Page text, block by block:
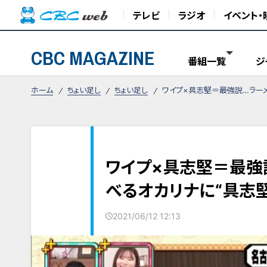
テレビ ラジオ イベント
CBC MAGAZINE 番組一覧
ホーム ちょい足し ちょい足し ワイプ×具志堅＝最強説…ラー
ワイプ×具志堅＝最
べるオカリナに“具志
2021/06/12 12:13